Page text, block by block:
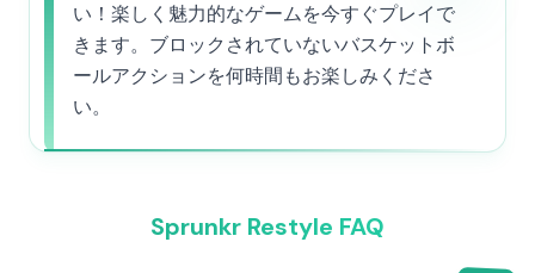
い！楽しく魅力的なゲームを今すぐプレイで
きます。ブロックされていないバスケットボ
ールアクションを何時間もお楽しみくださ
い。
Sprunkr Restyle FAQ